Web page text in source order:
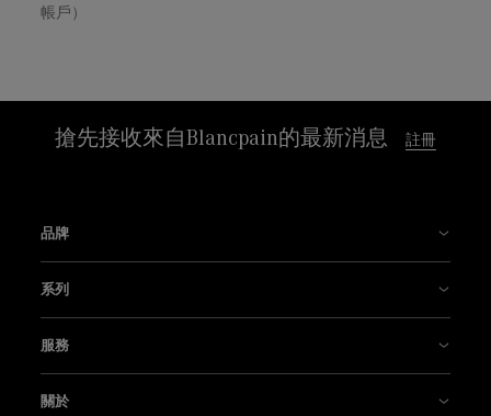
帳戶）
搶先接收來自Blancpain的最新消息 註冊
品牌
歷史
製錶廠
創新是我們的傳統
系列
Air Command系列
服務
關於